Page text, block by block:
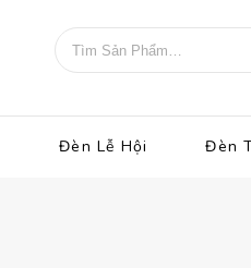
Đèn Lễ Hội Đèn